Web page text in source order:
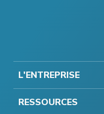
L'ENTREPRISE
RESSOURCES